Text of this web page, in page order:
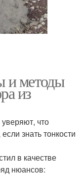
и методы
из
что
знать тонкости
в качестве
нюансов: